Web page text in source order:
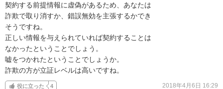
契約する前提情報に虚偽があるため、あなたは
詐欺で取り消すか、錯誤無効を主張するかでき
そうですね。
正しい情報を与えられていれば契約することは
なかったということでしょう。
嘘をつかれたということでしょうか。
詐欺の方が立証レベルは高いですね。
役に立った 4 2018年4月6日 16:29